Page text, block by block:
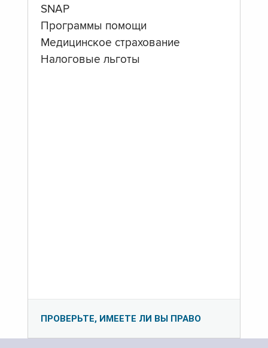
SNAP
Программы помощи
Медицинское страхование
Налоговые льготы
ПРОВЕРЬТЕ, ИМЕЕТЕ ЛИ ВЫ ПРАВО